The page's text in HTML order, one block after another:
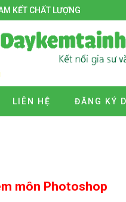
KẾT CHẤT LƯỢNG
LIÊN HỆ ĐĂNG KÝ
môn Photoshop